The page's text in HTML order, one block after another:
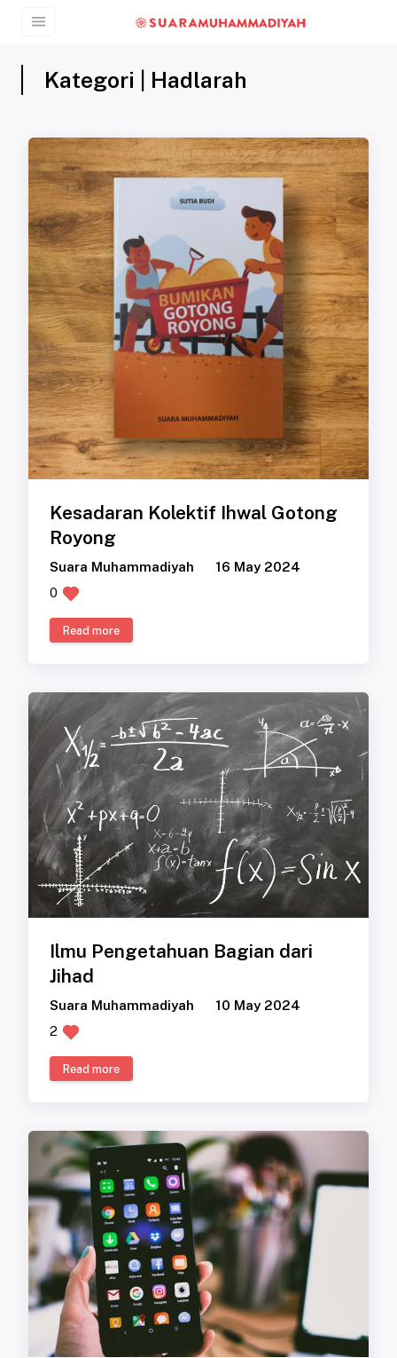
Kategori | Hadlarah
Kesadaran Kolektif Ihwal Gotong
Royong
Suara Muhammadiyah
16 May 2024
0
Read more
Ilmu Pengetahuan Bagian dari
Jihad
Suara Muhammadiyah
10 May 2024
2
Read more